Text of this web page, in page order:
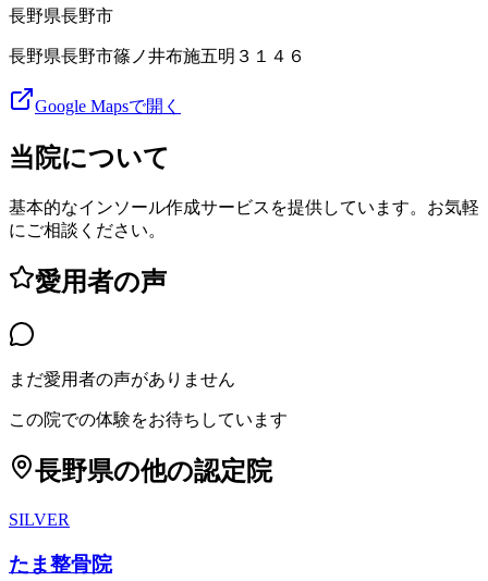
長野県長野市
長野県長野市篠ノ井布施五明３１４６
Google Mapsで開く
当院について
基本的なインソール作成サービスを提供しています。お気軽
にご相談ください。
愛用者の声
まだ愛用者の声がありません
この院での体験をお待ちしています
長野県の他の認定院
SILVER
たま整骨院